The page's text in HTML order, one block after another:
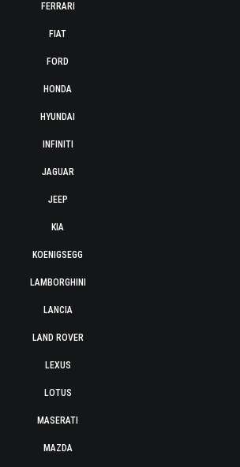
FERRARI
FIAT
FORD
HONDA
HYUNDAI
INFINITI
JAGUAR
JEEP
KIA
KOENIGSEGG
LAMBORGHINI
LANCIA
LAND ROVER
LEXUS
LOTUS
MASERATI
MAZDA